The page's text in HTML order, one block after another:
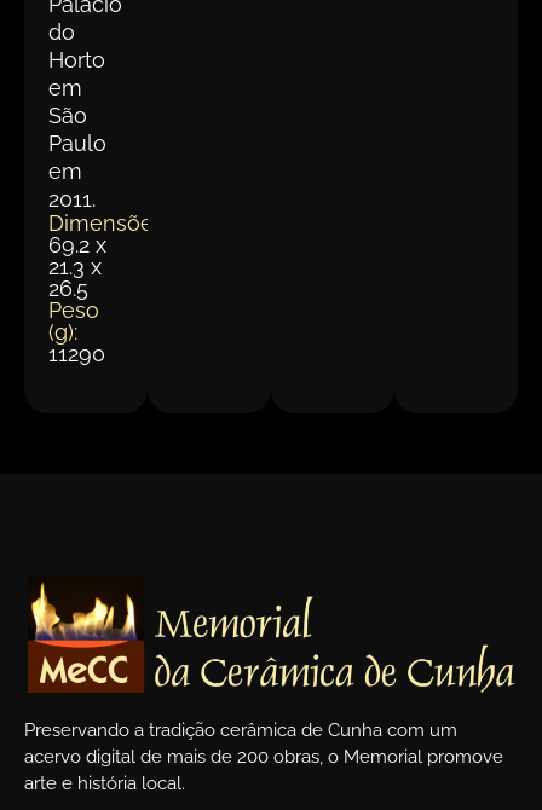
do
Horto
em
São
Paulo
em
2011.
Dimensões(cm):
69.2 x
21.3 x
26.5
Peso
(g):
11290
Preservando a tradição cerâmica de Cunha com um
acervo digital de mais de 200 obras, o Memorial promove
arte e história local.